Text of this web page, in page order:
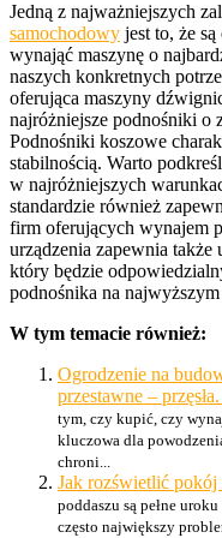
Jedną z najważniejszych
samochodowy jest to, że
wynająć maszynę o
naszych konkretnych
oferująca maszyny
najróżniejsze podnośniki o
Podnośniki koszowe
stabilnością. Warto
w najróżniejszych
standardzie również
firm oferujących wynajem
urządzenia zapewnia
który będzie
podnośnika na
W tym temacie również:
Ogrodzenie na
przestawne –
tym, czy kupić, czy
kluczowa dla
chroni...
Jak rozświetlić pokój
poddaszu są pełne
często największy